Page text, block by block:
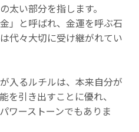
太い部分を指します。
」と呼ばれ、金運を呼ぶ石
代々大切に受け継がれてい
入るルチルは、本来自分が
を引き出すことに優れ、
ワーストーンでもありま